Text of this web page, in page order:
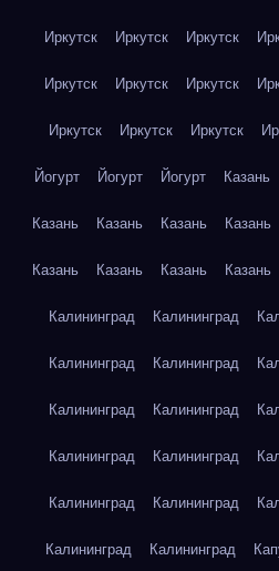
Иркутск Иркутск Иркутск
Иркутск Иркутск Иркутск
Иркутск Иркутск Иркутск
Йогурт Йогурт Йогурт Казань
Казань Казань Казань Казань
Казань Казань Казань Казань
Калининград Калининград
Калининград Калининград
Калининград Калининград
Калининград Калининград
Калининград Калининград
Калининград Калининград